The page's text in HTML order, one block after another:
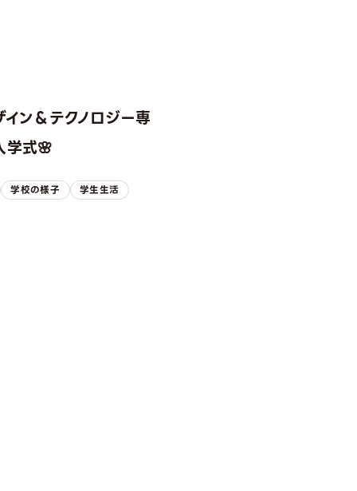
ン＆テクノロジー専
学式🌸
学校の様子 学生生活